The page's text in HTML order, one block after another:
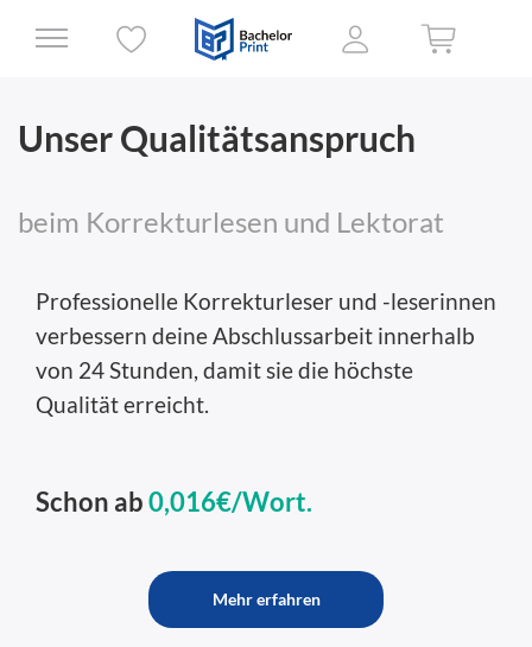
Unser Qualitätsanspruch
beim Korrekturlesen und Lektorat
Professionelle Korrekturleser und -leserinnen
verbessern deine Abschlussarbeit innerhalb
von 24 Stunden, damit sie die höchste
Qualität erreicht.
Schon ab0,016€/Wort.
Mehr erfahren